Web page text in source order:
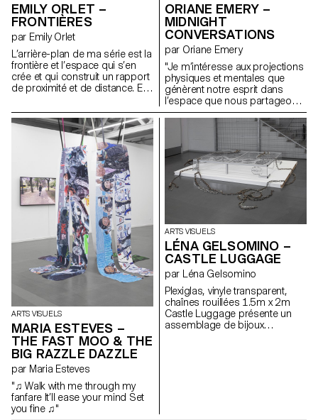
EMILY ORLET –
FRONTIÈRES
par Emily Orlet
L’arrière-plan de ma série est la
frontière et l’espace qui s’en
crée et qui construit un rapport
de proximité et de distance. En
des matériaux quotidiens et
habituels.
ORIANE EMERY –
MIDNIGHT
CONVERSATIONS
par Oriane Emery
"Je m’intéresse aux projections
physiques et mentales que
génèrent notre esprit dans
l’espace que nous partageons
tout·x·es. Je crée des
narrations au sein desquelles je
peux m’ancrer. Mes peintures
représentent des univers
oniriques, des récits
d’émancipation. Organiques et
en constante gestation, je
pense avant tout à créer des
écosystèmes. Ma pratique est
m’extraire du cadre, à souligner
ses limites. Lié au public, mon
travail explore notre relation à
l’espace autant architectural
que politique. Par le biais de la
performance, j’installe un climat
de tension avec les
spectateur·x·ice·s. Je cherche
autant à apaiser qu’à
perturber… Je n’ai pas la
ARTS VISUELS
MARIA ESTEVES –
THE FAST MOO & THE
BIG RAZZLE DAZZLE
par Maria Esteves
"♫ Walk with me through my
fanfare It’ll ease your mind Set
you fine ♫"
ARTS VISUELS
LÉNA GELSOMINO –
CASTLE LUGGAGE
par Léna Gelsomino
Plexiglas, vinyle transparent,
chaînes rouillées 1.5m x 2m
Castle Luggage présente un
assemblage de bijoux